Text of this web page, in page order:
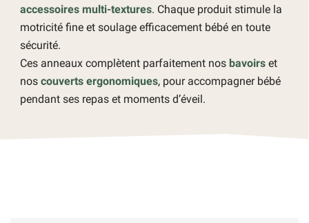
accessoires multi-textures. Chaque produit stimule la
motricité fine et soulage efficacement bébé en toute
sécurité.
Ces anneaux complètent parfaitement nos bavoirs et
nos couverts ergonomiques, pour accompagner bébé
pendant ses repas et moments d’éveil.